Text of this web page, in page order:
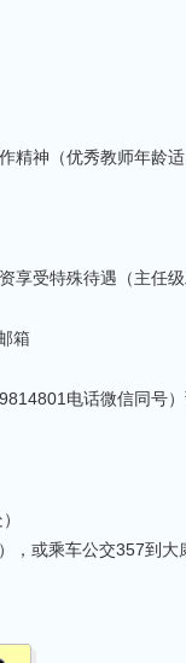
精神（优秀教师年龄适
受特殊待遇（主任级
箱
电话微信同号）
或乘车公交357到大